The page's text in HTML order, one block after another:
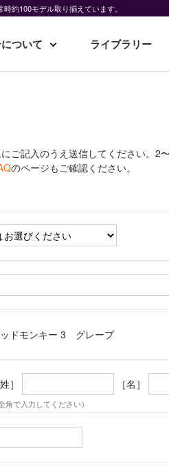
約100モデル取り揃えています。
ついて ライブラリー
ご記入のうえ送信してください。2
のページもご確認ください。
ドモンキー 3 グレープ
］ ［名］
全角で入力してください）